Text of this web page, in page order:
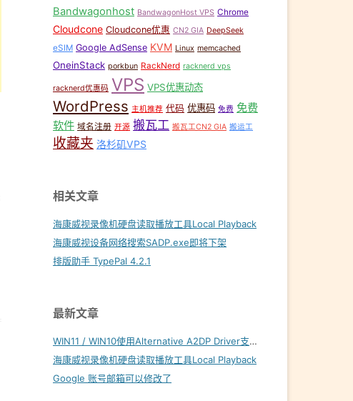
Bandwagonhost BandwagonHost VPS Chrome
Cloudcone Cloudcone优惠 CN2 GIA DeepSeek
eSIM Google AdSense KVM Linux memcached
OneinStack porkbun RackNerd racknerd vps
racknerd优惠码 VPS VPS优惠动态
WordPress 主机推荐 代码 优惠码 免费 免费
软件 域名注册 开源 搬瓦工 搬瓦工CN2 GIA 搬运工
收藏夹 洛杉矶VPS
相关文章
海康威视录像机硬盘读取播放工具Local Playback
海康威视设备网络搜索SADP.exe即将下架
排版助手 TypePal 4.2.1
最新文章
WIN11 / WIN10使用Alternative A2DP Driver支持LDAC
海康威视录像机硬盘读取播放工具Local Playback
Google 账号邮箱可以修改了